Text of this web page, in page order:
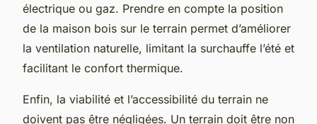
électrique ou gaz. Prendre en compte la position
de la maison bois sur le terrain permet d’améliorer
la ventilation naturelle, limitant la surchauffe l’été et
facilitant le confort thermique.
Enfin, la viabilité et l’accessibilité du terrain ne
doivent pas être négligées. Un terrain doit être non